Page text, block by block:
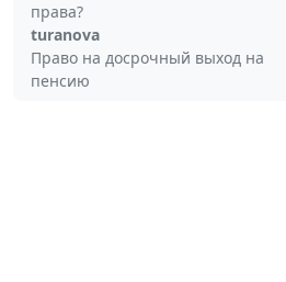
права?
turanova
Право на досрочный выход на
пенсию